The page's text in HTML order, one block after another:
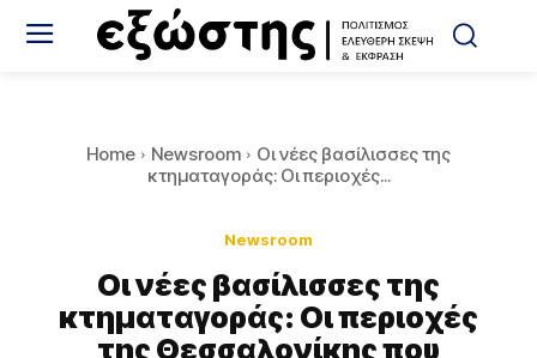
Home Newsroom
Οι νέες βασίλισσες της
κτηματαγοράς: Οι περιοχές...
Newsroom
Οι νέες βασίλισσες της
κτηματαγοράς: Οι περιοχές
της Θεσσαλονίκης που